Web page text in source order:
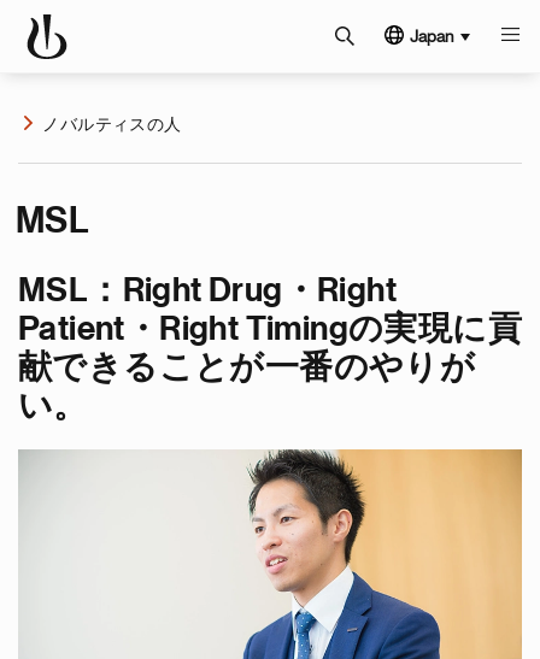
Japan
ノバルティスの人
MSL
MSL：Right Drug・Right
Patient・Right Timingの実現に貢
献できることが一番のやりが
い。